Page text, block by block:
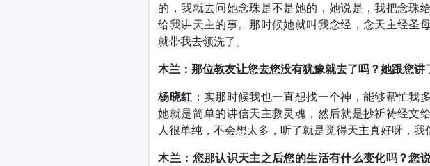
的，我就去问她念珠是不是她的，她说是，我把念珠
给我讲天主的事。那时候她就叫我念经，念天主经圣
就带我去领洗了。
木兰：那位教友让您去您没有犹豫就去了吗？她跟您
杨晓红 ：实那时候我也一直想找一个神，能够帮忙我
她就是简单的讲信天主救灵魂，然后就是抄祈祷经文
人很单纯，不会想太多，听了就是觉得天主真好呀，我
木兰：您那认识天主之后您的生活有什么变化吗？您